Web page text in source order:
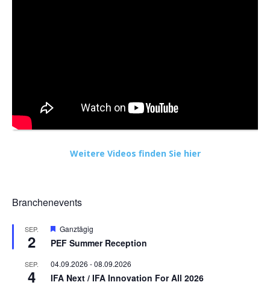
Weitere Videos finden Sie hier
Branchenevents
SEP.
2
Hervorgehoben
Ganztägig
PEF Summer Reception
SEP.
4
04.09.2026 -08.09.2026
IFA Next / IFA Innovation For All 2026